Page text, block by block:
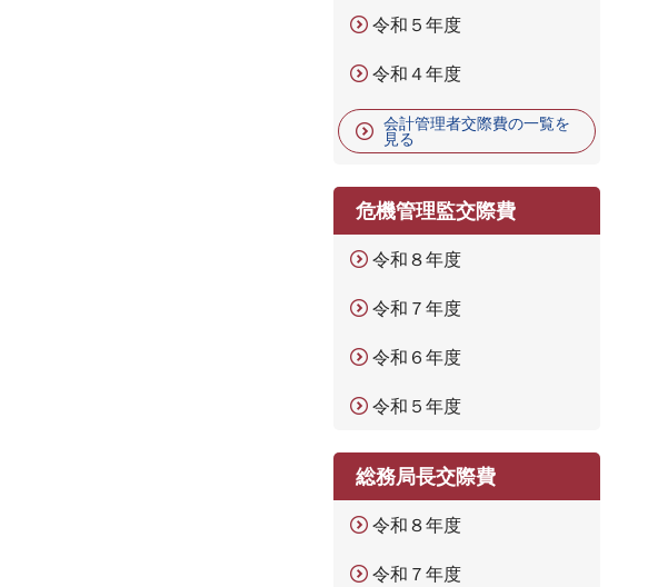
令和５年度
令和４年度
会計管理者交際費の一覧を
見る
危機管理監交際費
令和８年度
令和７年度
令和６年度
令和５年度
総務局長交際費
令和８年度
令和７年度